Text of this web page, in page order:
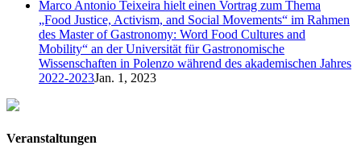
Marco Antonio Teixeira hielt einen Vortrag zum Thema
„Food Justice, Activism, and Social Movements“ im Rahmen
des Master of Gastronomy: Word Food Cultures and
Mobility“ an der Universität für Gastronomische
Wissenschaften in Polenzo während des akademischen Jahres
2022-2023Jan. 1, 2023
Veranstaltungen